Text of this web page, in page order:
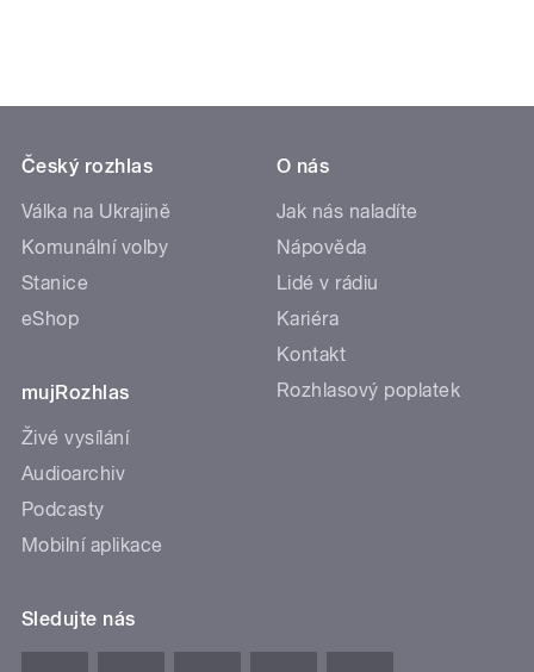
Český rozhlas
Válka na Ukrajině
Komunální volby
Stanice
eShop
mujRozhlas
Živé vysílání
Audioarchiv
Podcasty
Mobilní aplikace
O nás
Jak nás naladíte
Nápověda
Lidé v rádiu
Kariéra
Kontakt
Rozhlasový poplatek
Sledujte nás